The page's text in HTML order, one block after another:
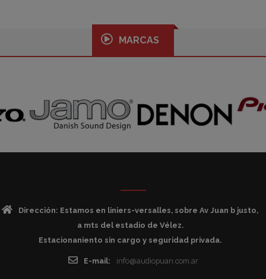
MARCAS
Dirección: Estamos en liniers-versalles, sobre Av Juan b justo,
a mts del estadio de Vélez.
Estacionaniento sin cargo y seguridad privada.
E-mail: info@audiopuan.com.ar